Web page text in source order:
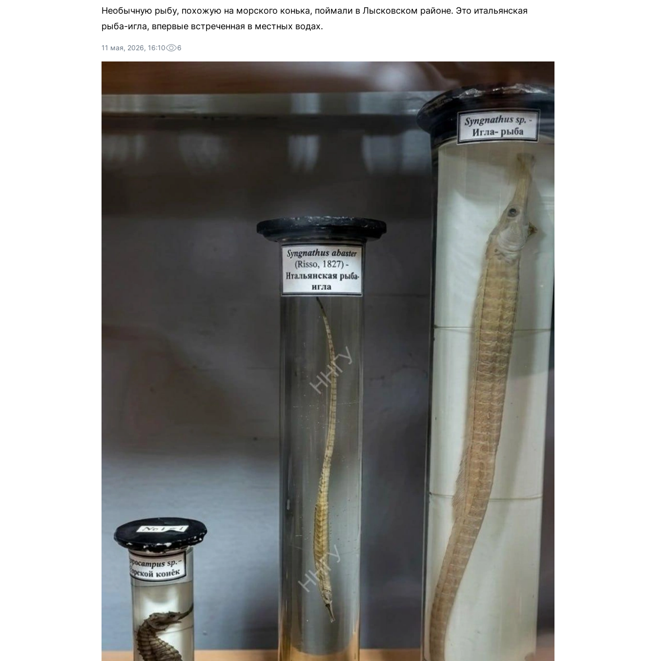
Необычную рыбу, похожую на морского конька, поймали в Лысковском районе. Это итальянская
рыба-игла, впервые встреченная в местных водах.
11 мая, 2026, 16:10 6